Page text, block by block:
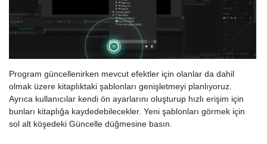
Program güncellenirken mevcut efektler için olanlar da dahil
olmak üzere kitaplıktaki şablonları genişletmeyi planlıyoruz.
Ayrıca kullanıcılar kendi ön ayarlarını oluşturup hızlı erişim için
bunları kitaplığa kaydedebilecekler. Yeni şablonları görmek için
sol alt köşedeki Güncelle düğmesine basın.